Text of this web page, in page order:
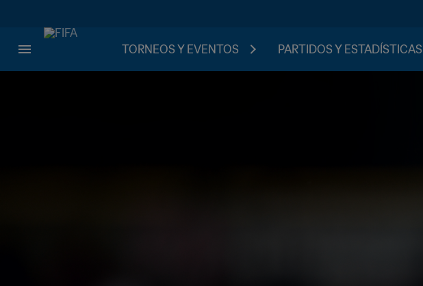
TORNEOS Y EVENTOS PARTIDOS Y ESTADÍSTICAS